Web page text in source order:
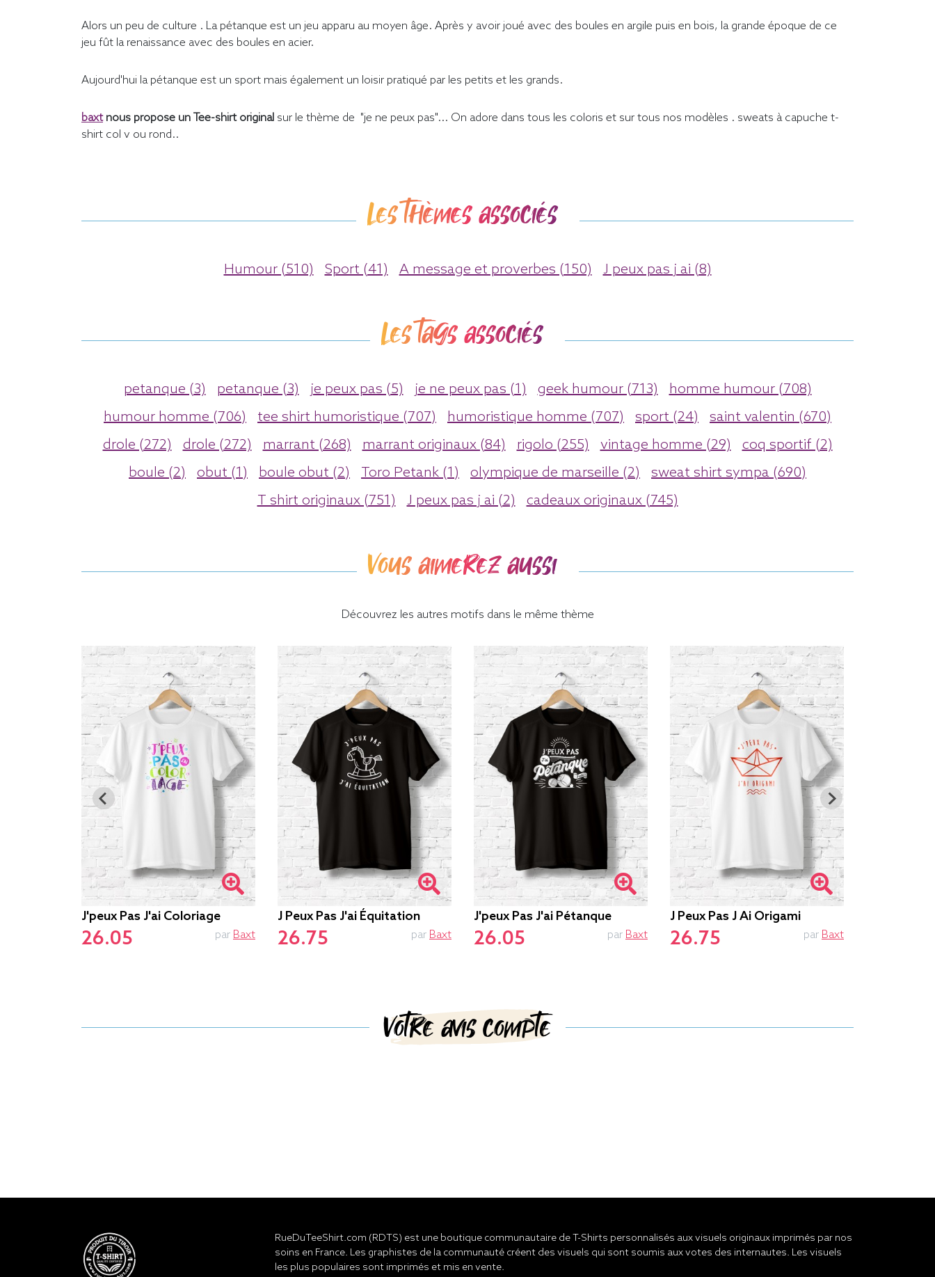
Alors un peu de culture . La pétanque est un jeu apparu au moyen âge. Après y avoir joué avec des boules en argile puis en bois, la grande époque de ce
jeu fût la renaissance avec des boules en acier.
Aujourd'hui la pétanque est un sport mais également un loisir pratiqué par les petits et les grands.
baxtnous propose un Tee-shirt original sur le thème de "je ne peux pas"... On adore dans tous les coloris et sur tous nos modèles . sweats à capuche t-
shirt col v ou rond..
Les thèmes associés
Humour (510) Sport (41) A message et proverbes (150) J peux pas j ai (8)
Les tags associés
petanque (3) petanque (3) je peux pas (5) je ne peux pas (1) geek humour (713)
homme humour (708)
humour homme (706)
tee shirt humoristique (707) humoristique homme (707) sport (24)
saint valentin (670)
drole (272)
drole (272) marrant (268) marrant originaux (84) rigolo (255) vintage homme (29)
coq sportif (2)
boule (2)
obut (1) boule obut (2) Toro Petank (1) olympique de marseille (2)
sweat shirt sympa (690)
T shirt originaux (751)
J peux pas j ai (2) cadeaux originaux (745)
Vous aimerez aussi
Découvrez les autres motifs dans le même thème
J'peux Pas J'ai Coloriage
26.05 par Baxt
J Peux Pas J'ai Équitation
26.75 par Baxt
J'peux Pas J'ai Pétanque
26.05 par Baxt
J Peux Pas J Ai Origami
26.75 par Baxt
Votre avis compte
RueDuTeeShirt.com (RDTS) est une boutique communautaire de T-Shirts personnalisés aux visuels originaux imprimés par nos
soins en France. Les graphistes de la communauté créent des visuels qui sont soumis aux votes des internautes. Les visuels
les plus populaires sont imprimés et mis en vente.